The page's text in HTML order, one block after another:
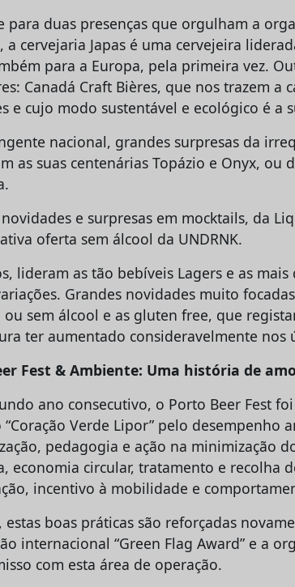
para duas presenças que orgulham a
a cervejaria Japas é uma cervejeira
para a Europa, pela primeira vez.
Canadá Craft Bières, que nos trazem a
e cujo modo sustentável e ecológico é a
nacional, grandes surpresas da
as suas centenárias Topázio e Onyx,
e surpresas em mocktails, da
oferta sem álcool da UNDRNK.
lideram as tão bebíveis Lagers e as
Grandes novidades muito
ou sem álcool e as gluten free, que
ter aumentado consideravelmente nos
Fest & Ambiente: Uma história de
ano consecutivo, o Porto Beer Fest
Verde Lipor” pelo desempenho
pedagogia e ação na minimização
economia circular, tratamento e recolha
incentivo à mobilidade e
estas boas práticas são reforçadas
internacional “Green Flag Award” e a
com esta área de operação.